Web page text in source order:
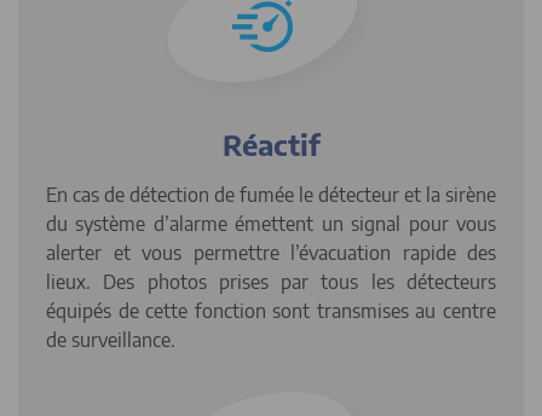
Réactif
En cas de détection de fumée le détecteur et la sirène
du système d’alarme émettent un signal pour vous
alerter et vous permettre l’évacuation rapide des
lieux. Des photos prises par tous les détecteurs
équipés de cette fonction sont transmises au centre
de surveillance.